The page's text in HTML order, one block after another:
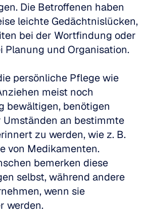
Die Betroffenen haben
leichte Gedächtnislücken,
bei der Wortfindung oder
Planung und Organisation.
persönliche Pflege wie
meist noch
bewältigen, benötigen
an bestimmte
zu werden, wie z. B.
von Medikamenten.
bemerken diese
selbst, während andere
wenn sie
werden.